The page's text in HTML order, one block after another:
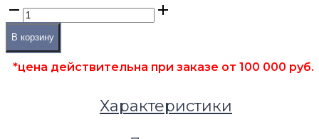
В корзину
*цена действительна при заказе от 100 000 руб.
Характеристики